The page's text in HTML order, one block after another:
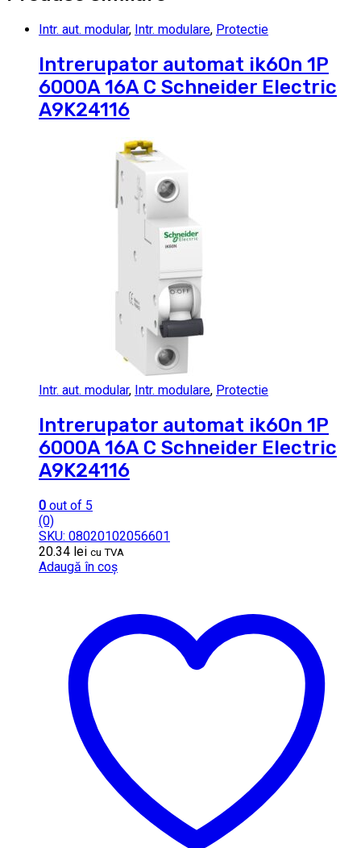
Intr. aut. modular, Intr. modulare, Protectie
Intrerupator automat ik60n 1P
6000A 16A C Schneider Electric
A9K24116
Intr. aut. modular, Intr. modulare, Protectie
Intrerupator automat ik60n 1P
6000A 16A C Schneider Electric
A9K24116
0 out of 5
(0)
SKU: 08020102056601
20.34 lei cu TVA
Adaugă în coș